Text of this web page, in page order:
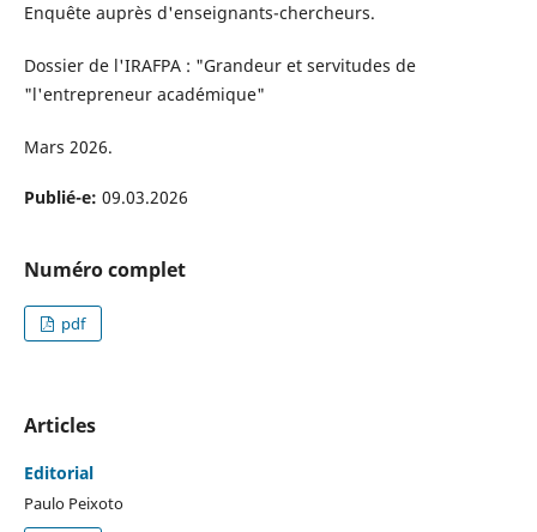
Enquête auprès d'enseignants-chercheurs.
Dossier de l'IRAFPA : "Grandeur et servitudes de
"l'entrepreneur académique"
Mars 2026.
Publié-e: 09.03.2026
Numéro complet
pdf
Articles
Editorial
Paulo Peixoto